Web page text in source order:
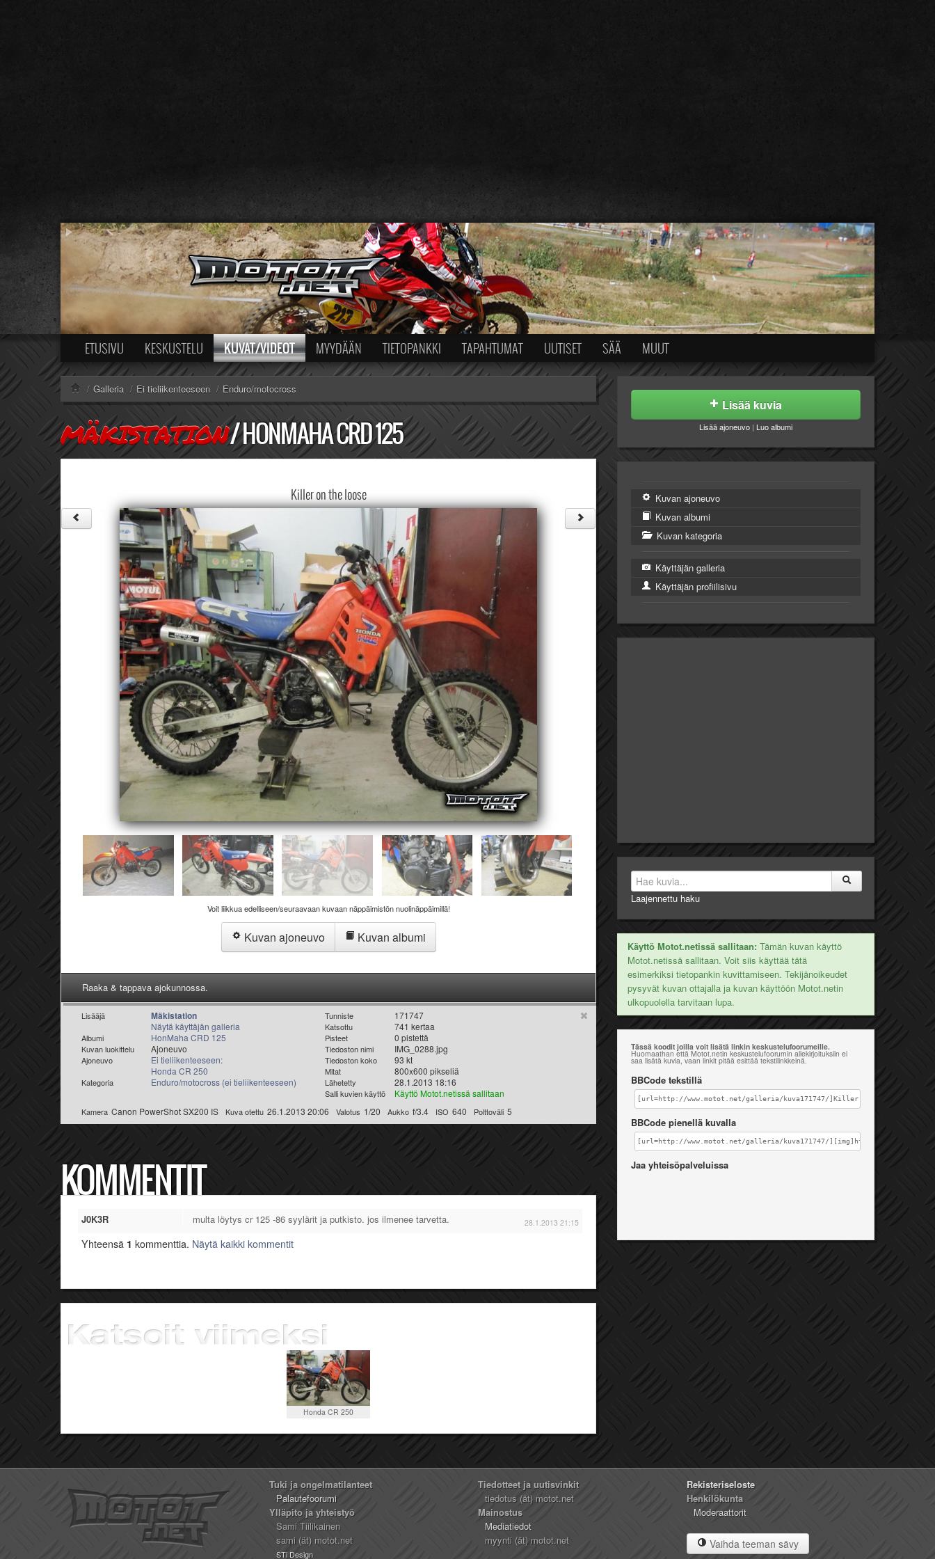
ETUSIVU KESKUSTELU KUVAT/VIDEOT MYYDÄÄN TIETOPANKKI TAPAHTUMAT UUTISET SÄÄ MUUT
/ Galleria / Ei tieliikenteeseen / Enduro/motocross
MÄKISTATION/HONMAHA CRD 125
Killer on the loose
Voit liikkua edelliseen/seuraavaan kuvaan näppäimistön nuolinäppäimillä!
Kuvan ajoneuvo Kuvan albumi
Raaka & tappava ajokunnossa.
Lisääjä Mäkistation
Näytä käyttäjän galleria
Albumi HonMaha CRD 125
Kuvan luokittelu Ajoneuvo
Ajoneuvo
Ei tieliikenteeseen:
Honda CR 250
Kategoria Enduro/motocross (ei tieliikenteeseen)
Tunniste 171747
Katsottu 741 kertaa
Pisteet 0 pistettä
Tiedoston nimi IMG_0288.jpg
Tiedoston koko 93 kt
Mitat 800x600 pikseliä
Lähetetty 28.1.2013 18:16
Salli kuvien käyttö Käyttö Motot.netissä sallitaan
Kamera Canon PowerShot SX200 IS Kuva otettu 26.1.2013 20:06 Valotus 1/20 Aukko f/3.4 ISO 640 Polttoväli 5
KOMMENTIT
J0K3R multa löytys cr 125 -86 syylärit ja putkisto. jos ilmenee tarvetta. 28.1.2013 21:15
Yhteensä 1 kommenttia. Näytä kaikki kommentit
Honda CR 250
Lisää kuvia
Lisää ajoneuvo | Luo albumi
Kuvan ajoneuvo
Kuvan albumi
Kuvan kategoria
Käyttäjän galleria
Käyttäjän profiilisivu
Laajennettu haku
Käyttö Motot.netissä sallitaan: Tämän kuvan käyttö
Motot.netissä sallitaan. Voit siis käyttää tätä
esimerkiksi tietopankin kuvittamiseen. Tekijänoikeudet
pysyvät kuvan ottajalla ja kuvan käyttöön Motot.netin
ulkopuolella tarvitaan lupa.
Tässä koodit joilla voit lisätä linkin keskustelufoorumeille.
Huomaathan että Motot.netin keskustelufoorumin allekirjoituksiin ei
saa lisätä kuvia, vaan linkit pitää esittää tekstilinkkeinä.
BBCode tekstillä
[url=http://www.motot.net/galleria/kuva171747/]Killer on the loose[/
BBCode pienellä kuvalla
[url=http://www.motot.net/galleria/kuva171747/][img]http://
Jaa yhteisöpalveluissa
Tuki ja ongelmatilanteet
Palautefoorumi
Ylläpito ja yhteistyö
Sami Tiilikainen
sami (ät) motot.net
STi Design
Tiedotteet ja uutisvinkit
tiedotus (ät) motot.net
Mainostus
Mediatiedot
myynti (ät) motot.net
Rekisteriseloste
Henkilökunta
Moderaattorit
Vaihda teeman sävy